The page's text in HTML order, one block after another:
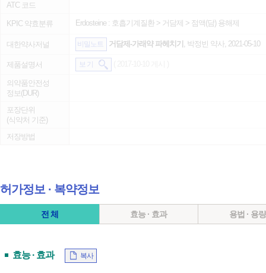
ATC 코드
KPIC 약효분류 Erdosteine : 호흡기계질환 > 거담제 > 점액(담) 용해제
대한약사저널 비밀노트 거담제-가래약 파헤치기 , 박정빈 약사, 2021-05-10
제품설명서 보 기
의약품안전성
정보(DUR)
포장단위
(식약처 기준)
저장방법
허가정보 ∙ 복약정보
전 체 효능 · 효과 용법 · 용량
효능 · 효과 복사